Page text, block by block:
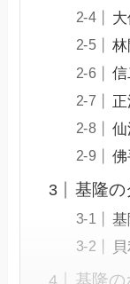
信
佛
基隆の
基隆の